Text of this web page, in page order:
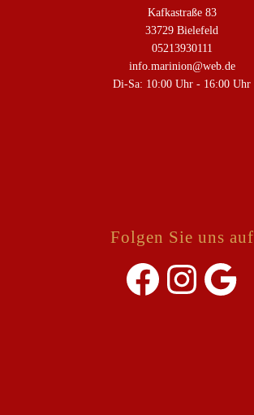
Kafkastraße 83
33729 Bielefeld
05213930111
info.marinion@web.de
Di-Sa: 10:00 Uhr - 16:00 Uhr
Folgen Sie uns auf
Facebook Instagram Google